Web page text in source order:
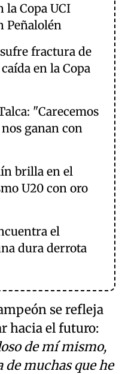
la Copa UCI
Peñalolén
fractura de
en la Copa
"Carecemos
ganan con
brilla en el
U20 con oro
el
dura derrota
se refleja
hacia el futuro:
de mí mismo,
de muchas que he